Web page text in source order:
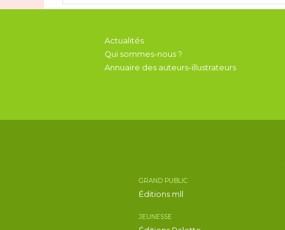
Actualités
Qui sommes-nous ?
Annuaire des auteurs-illustrateurs
GRAND PUBLIC
Éditions mll
JEUNESSE